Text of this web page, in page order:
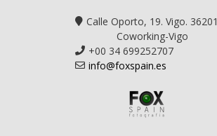
Calle Oporto, 19. Vigo. 36201
Coworking-Vigo
+00 34 699252707
info@foxspain.es